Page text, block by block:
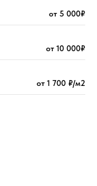
от 5 000₽
от 10 000₽
от 1 700 ₽/м2